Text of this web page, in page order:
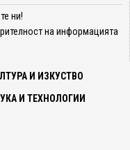
и я
на
ни!
на информацията
И ИЗКУСТВО
И ТЕХНОЛОГИИ